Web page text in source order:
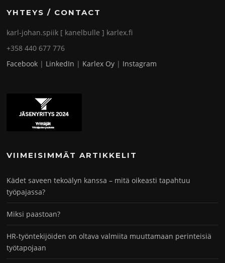
YHTEYS / CONTACT
karl-johan.spiik [ kanelbulle ] karlex.fi
+358 440 677 776
Facebook | LinkedIn | Karlex Oy | Instagram
VIIMEISIMMÄT ARTIKKELIT
Kädet saveen tekoälyn kanssa – mitä oikeasti tapahtuu
työpajassa?
Miksi paastoan?
HR-työntekijöiden on oltava valmiita muuttamaan perinteisiä
työtapojaan